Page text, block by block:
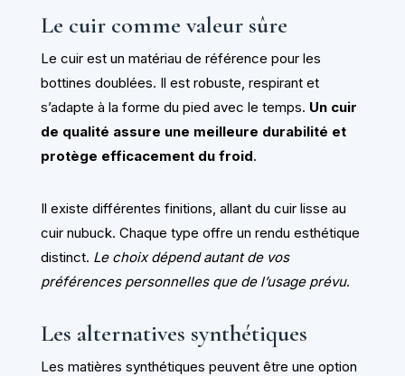
Le cuir comme valeur sûre
Le cuir est un matériau de référence pour les
bottines doublées. Il est robuste, respirant et
s’adapte à la forme du pied avec le temps. Un cuir
de qualité assure une meilleure durabilité et
protège efficacement du froid.
Il existe différentes finitions, allant du cuir lisse au
cuir nubuck. Chaque type offre un rendu esthétique
distinct. Le choix dépend autant de vos
préférences personnelles que de l’usage prévu.
Les alternatives synthétiques
Les matières synthétiques peuvent être une option